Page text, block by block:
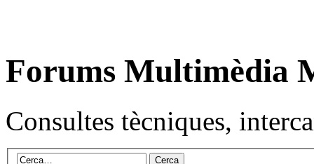
Forums Multimèdia
Consultes tècniques,